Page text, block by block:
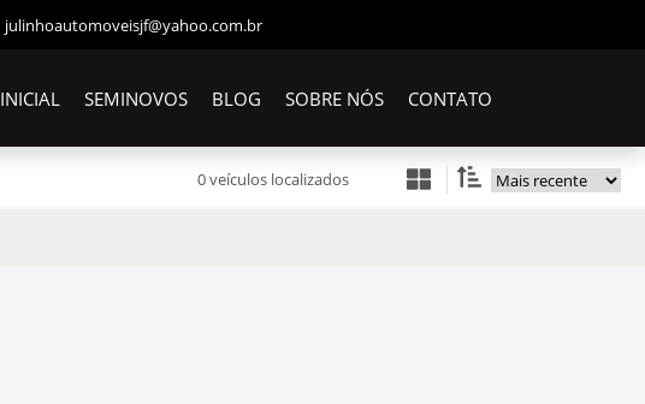
julinhoautomoveisjf@yahoo.com.br
SEMINOVOS BLOG SOBRE NÓS CONTATO
0 veículos localizados